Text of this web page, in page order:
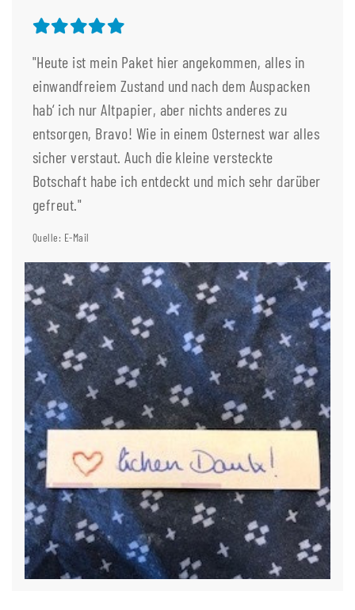
"Heute ist mein Paket hier angekommen, alles in
einwandfreiem Zustand und nach dem Auspacken
hab‘ ich nur Altpapier, aber nichts anderes zu
entsorgen, Bravo! Wie in einem Osternest war alles
sicher verstaut. Auch die kleine versteckte
Botschaft habe ich entdeckt und mich sehr darüber
gefreut."
Quelle: E-Mail